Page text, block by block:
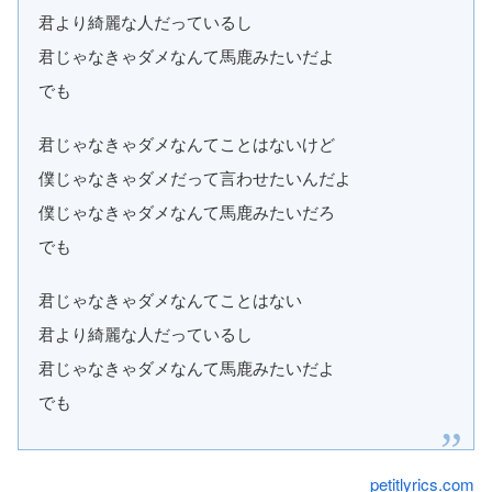
君より綺麗な人だっているし
君じゃなきゃダメなんて馬鹿みたいだよ
でも
君じゃなきゃダメなんてことはないけど
僕じゃなきゃダメだって言わせたいんだよ
僕じゃなきゃダメなんて馬鹿みたいだろ
でも
君じゃなきゃダメなんてことはない
君より綺麗な人だっているし
君じゃなきゃダメなんて馬鹿みたいだよ
でも
petitlyrics.com